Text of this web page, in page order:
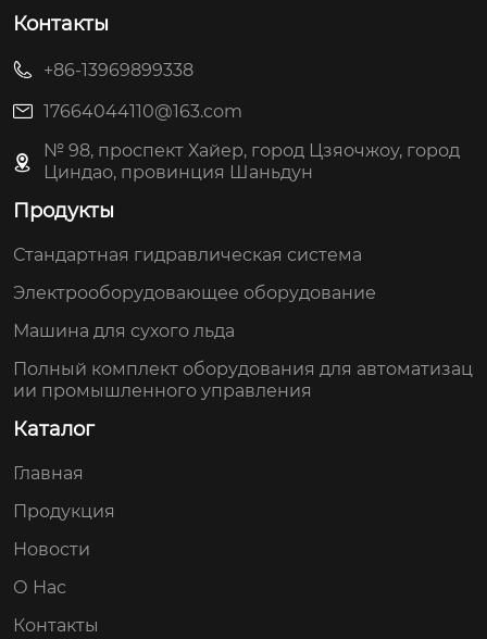
Контакты
+86-13969899338
17664044110@163.com
№ 98, проспект Хайер, город Цзяочжоу, город
Циндао, провинция Шаньдун
Продукты
Стандартная гидравлическая система
Электрооборудовающее оборудование
Машина для сухого льда
Полный комплект оборудования для автоматизац
ии промышленного управления
Каталог
Главная
Продукция
Новости
О Нас
Контакты